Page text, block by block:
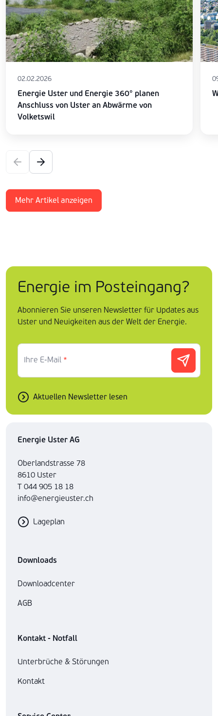
02.02.2026
Energie Uster und Energie 360° planen
Anschluss von Uster an Abwärme von
Volketswil
Mehr Artikel anzeigen
Energie im Posteingang?
Abonnieren Sie unseren Newsletter für Updates aus
Uster und Neuigkeiten aus der Welt der Energie.
Ihre E-Mail *
Aktuellen Newsletter lesen
Energie Uster AG
Oberlandstrasse 78
8610 Uster
T 044 905 18 18
info@energieuster.ch
Lageplan
Downloads
Downloadcenter
AGB
Kontakt - Notfall
Unterbrüche & Störungen
Kontakt